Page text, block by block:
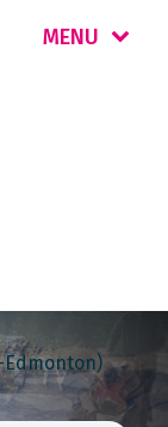
MENU